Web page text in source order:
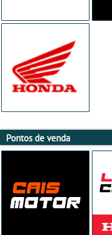
Pontos de venda